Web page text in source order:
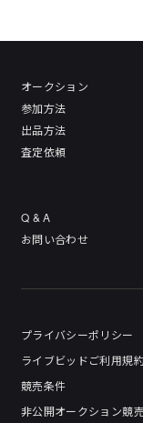
オークション
参加方法
出品方法
査定依頼
Q & A
お問い合わせ
プライバシーポリシー
ライブビッドご利用規
競売条件
非公開オークション競